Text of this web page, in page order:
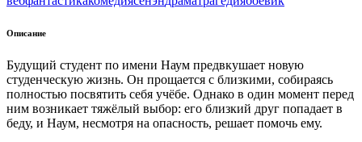
Описание
Будущий студент по имени Наум предвкушает новую
студенческую жизнь. Он прощается с близкими, собираясь
полностью посвятить себя учёбе. Однако в один момент перед
ним возникает тяжёлый выбор: его близкий друг попадает в
беду, и Наум, несмотря на опасность, решает помочь ему.